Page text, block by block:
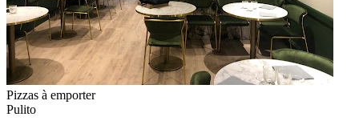
Pizzas à emporter
Pulito